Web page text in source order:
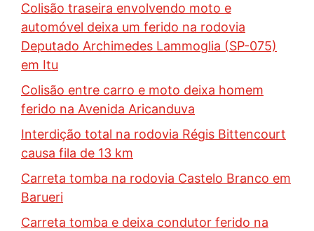
Colisão traseira envolvendo moto e
automóvel deixa um ferido na rodovia
Deputado Archimedes Lammoglia (SP-075)
em Itu
Colisão entre carro e moto deixa homem
ferido na Avenida Aricanduva
Interdição total na rodovia Régis Bittencourt
causa fila de 13 km
Carreta tomba na rodovia Castelo Branco em
Barueri
Carreta tomba e deixa condutor ferido na